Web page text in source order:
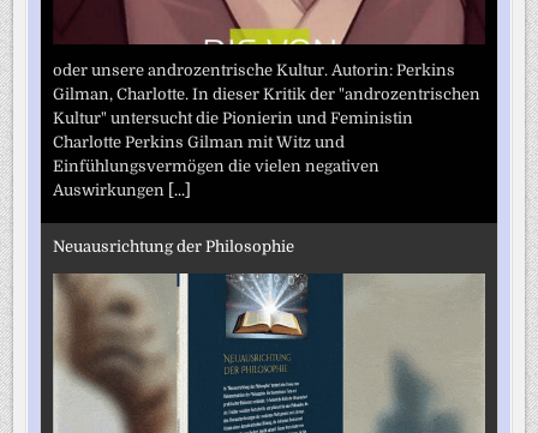
oder unsere androzentrische Kultur. Autorin: Perkins
Gilman, Charlotte. In dieser Kritik der "androzentrischen
Kultur" untersucht die Pionierin und Feministin
Charlotte Perkins Gilman mit Witz und
Einfühlungsvermögen die vielen negativen
Auswirkungen [...]
Neuausrichtung der Philosophie